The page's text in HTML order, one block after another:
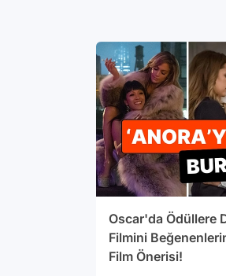
Oscar'da Ödüllere
Filmini
Film Önerisi!